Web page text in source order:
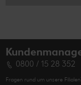
0800 / 15 28 352
Fragen rund um unsere